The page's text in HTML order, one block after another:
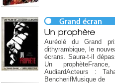
Un prophète
Auréolé du Grand
dithyrambique, le
écrans. Saura-t-il
Un
AudiardActeurs :
BencherifMusique de